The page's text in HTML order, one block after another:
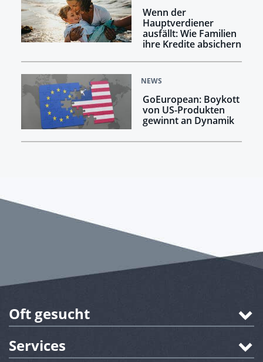
Wenn der
Hauptverdiener
ausfällt: Wie Familien
ihre Kredite absichern
NEWS
GoEuropean: Boykott
von US-Produkten
gewinnt an Dynamik
Oft gesucht
Services